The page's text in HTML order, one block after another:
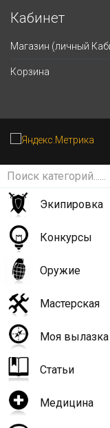
Кабинет
Магазин (личный
Корзина
Экипировка
Конкурсы
Оружие
Мастерская
Моя
Статьи
Медицина